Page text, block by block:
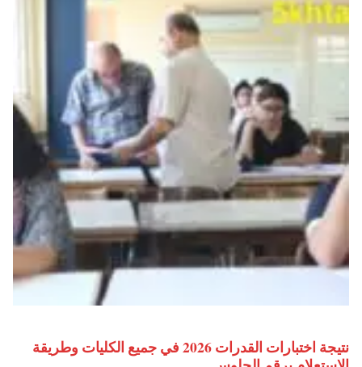
نتيجة اختبارات القدرات 2026 في جميع الكليات وطريقة